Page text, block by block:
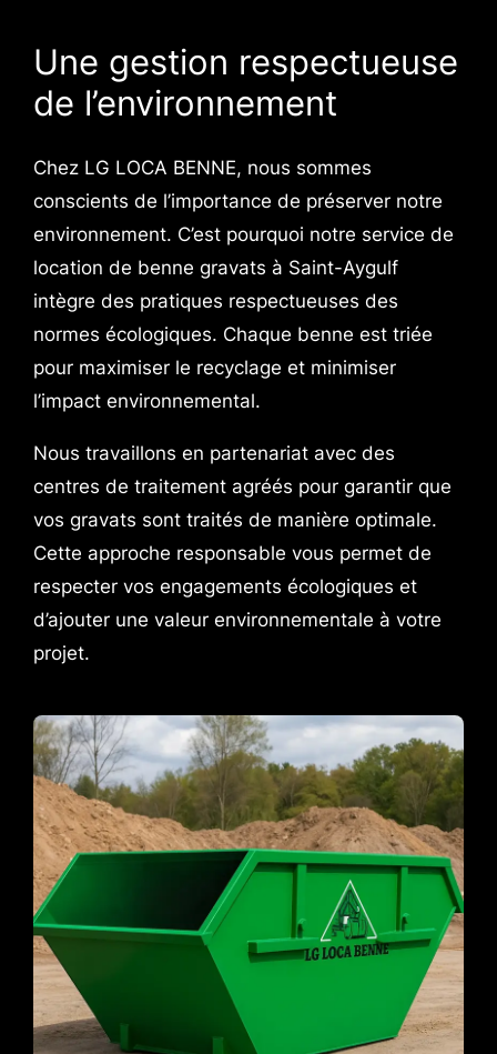
Une gestion respectueuse
de l’environnement
Chez LG LOCA BENNE, nous sommes
conscients de l’importance de préserver notre
environnement. C’est pourquoi notre service de
location de benne gravats à Saint-Aygulf
intègre des pratiques respectueuses des
normes écologiques. Chaque benne est triée
pour maximiser le recyclage et minimiser
l’impact environnemental.
Nous travaillons en partenariat avec des
centres de traitement agréés pour garantir que
vos gravats sont traités de manière optimale.
Cette approche responsable vous permet de
respecter vos engagements écologiques et
d’ajouter une valeur environnementale à votre
projet.